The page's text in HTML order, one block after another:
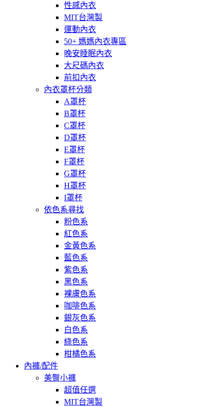
性感內衣
MIT台灣製
運動內衣
50+ 媽媽內衣專區
晚安睡眠內衣
大尺碼內衣
前扣內衣
內衣罩杯分類
A罩杯
B罩杯
C罩杯
D罩杯
E罩杯
F罩杯
G罩杯
H罩杯
I罩杯
依色系尋找
粉色系
紅色系
金黃色系
藍色系
紫色系
黑色系
裸膚色系
咖啡色系
銀灰色系
白色系
綠色系
柑橘色系
內褲/配件
美臀小褲
超值任選
MIT台灣製